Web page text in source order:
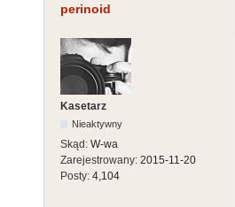
perinoid
Kasetarz
Nieaktywny
Skąd: W-wa
Zarejestrowany: 2015-11-20
Posty: 4,104